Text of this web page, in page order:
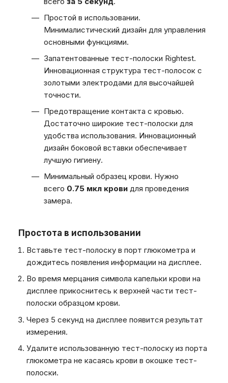
Простой в использовании.
Минималистический дизайн для управления
основными функциями.
Запатентованные тест-полоски Rightest.
Инновационная структура тест-полосок с
золотыми электродами для высочайшей
точности.
Предотвращение контакта с кровью.
Достаточно широкие тест-полоски для
удобства использования. Инновационный
дизайн боковой вставки обеспечивает
лучшую гигиену.
Минимальный образец крови. Нужно
всего 0.75 мкл крови для проведения
замера.
Простота в использовании
Вставьте тест-полоску в порт глюкометра и
дождитесь появления информации на дисплее.
Во время мерцания символа капельки крови на
дисплее прикоснитесь к верхней части тест-
полоски образцом крови.
Через 5 секунд на дисплее появится результат
измерения.
Удалите использованную тест-полоску из порта
глюкометра не касаясь крови в окошке тест-
полоски.